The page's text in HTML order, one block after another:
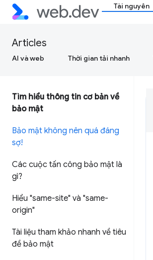
Tài nguyên
Articles
AI và web Thời gian tải nhanh
Tìm hiểu thông tin cơ bản về
bảo mật
Bảo mật không nên quá đáng
sợ!
Các cuộc tấn công bảo mật là
gì?
Hiểu "same-site" và "same-
origin"
Tài liệu tham khảo nhanh về tiêu
đề bảo mật